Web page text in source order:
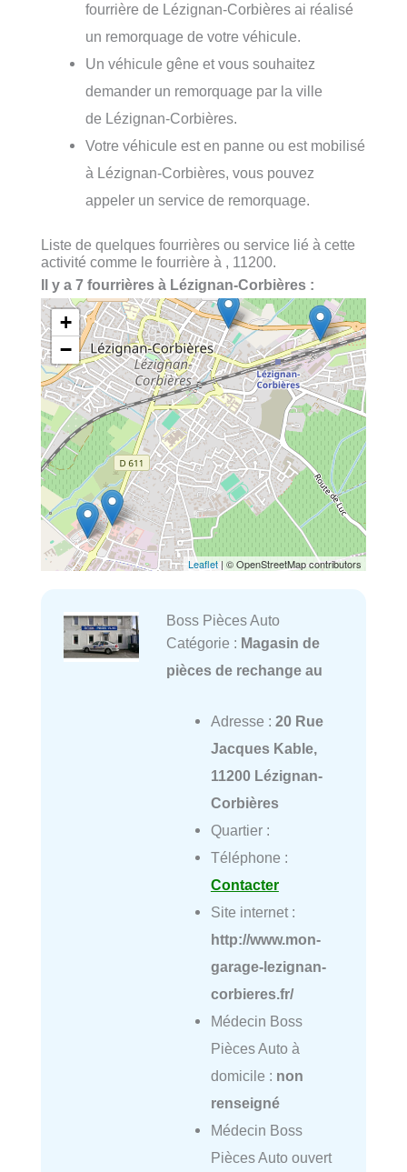
fourrière de Lézignan-Corbières ai réalisé
un remorquage de votre véhicule.
Un véhicule gêne et vous souhaitez
demander un remorquage par la ville
de Lézignan-Corbières.
Votre véhicule est en panne ou est mobilisé
à Lézignan-Corbières, vous pouvez
appeler un service de remorquage.
Liste de quelques fourrières ou service lié à cette
activité comme le fourrière à , 11200.
Il y a 7 fourrières à Lézignan-Corbières :
+
−
Leaflet| © OpenStreetMap contributors
Boss Pièces Auto
Catégorie : Magasin de
pièces de rechange au
Adresse : 20 Rue
Jacques Kable,
11200 Lézignan-
Corbières
Quartier :
Téléphone :
Contacter
Site internet :
http://www.mon-
garage-lezignan-
corbieres.fr/
Médecin Boss
Pièces Auto à
domicile : non
renseigné
Médecin Boss
Pièces Auto ouvert